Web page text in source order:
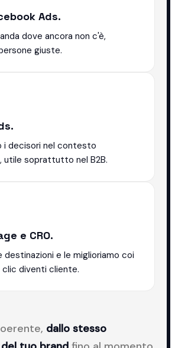
Ads.
dove ancora non c'è,
giuste.
i decisori nel contesto
utile soprattutto nel B2B.
e CRO.
destinazioni e le miglioriamo coi
clic diventi cliente.
dallo stesso